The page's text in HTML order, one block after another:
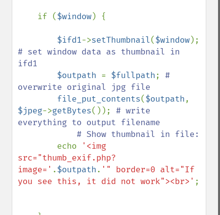
    if (
$window) {
$ifd1->setThumbnail($window
# set window data as thumbnail in
ifd1
$outpath = $fullpath; #
overwrite original jpg file
file_put_contents($outpath
$jpeg->getBytes()); # write
everything to output filename
echo
'<img
src="thumb_exif.php?
image=' .$outpath. '" border=0 alt="If
you see this, it did not work"><br>' ;